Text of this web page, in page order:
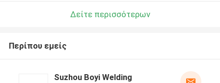
Δείτε περισσότερων
Περίπου εμείς
Suzhou Boyi Welding